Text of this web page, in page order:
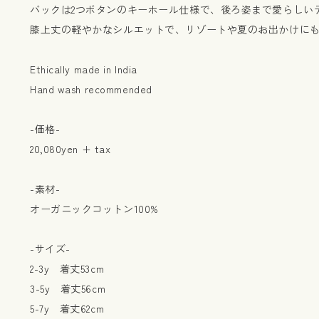
バックは2つボタンのキーホール仕様で、後ろ姿まで愛らしい
膝上丈の軽やかなシルエットで、リゾートや夏のお出かけに
Ethically made in India
Hand wash recommended
-価格-
20,080yen + tax
-素材-
オーガニックコットン100%
-サイズ-
2-3y 着丈53cm
3-5y 着丈56cm
5-7y 着丈62cm